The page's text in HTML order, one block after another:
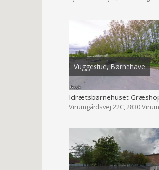
Vuggestue, Børnehave
Virumgårdsvej 22C, 2830 Virum